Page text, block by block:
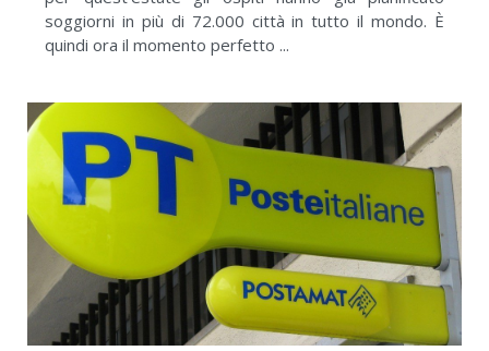
soggiorni in più di 72.000 città in tutto il mondo. È
quindi ora il momento perfetto ...